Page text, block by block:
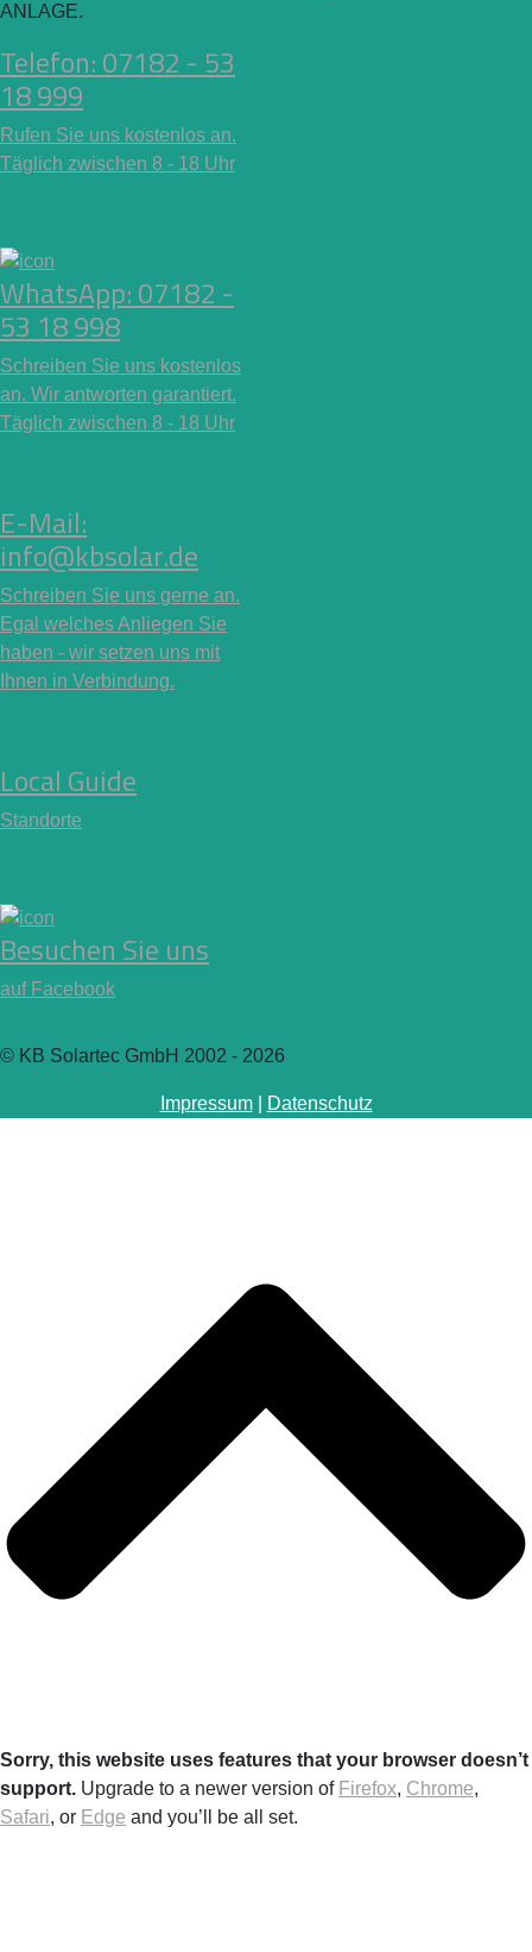
ANLAGE.
Telefon: 07182 - 53
18 999
Rufen Sie uns kostenlos an.
Täglich zwischen 8 - 18 Uhr
WhatsApp: 07182 -
53 18 998
Schreiben Sie uns kostenlos
an. Wir antworten garantiert.
Täglich zwischen 8 - 18 Uhr
E-Mail:
info@kbsolar.de
Schreiben Sie uns gerne an.
Egal welches Anliegen Sie
haben - wir setzen uns mit
Ihnen in Verbindung.
Local Guide
Standorte
Besuchen Sie uns
auf Facebook
© KB Solartec GmbH 2002 - 2026
Impressum| Datenschutz
Sorry, this website uses features that your browser doesn’t
support. Upgrade to a newer version of Firefox, Chrome,
Safari, or Edge and you’ll be all set.